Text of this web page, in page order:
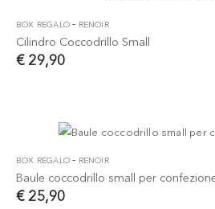
BOX REGALO - RENOIR
Cilindro Coccodrillo Small
€ 29,90
BOX REGALO - RENOIR
Baule coccodrillo small per
€ 25,90